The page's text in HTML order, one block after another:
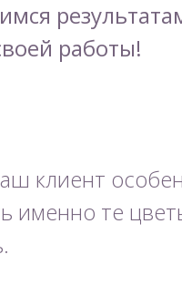
работы!
клиент
именно те